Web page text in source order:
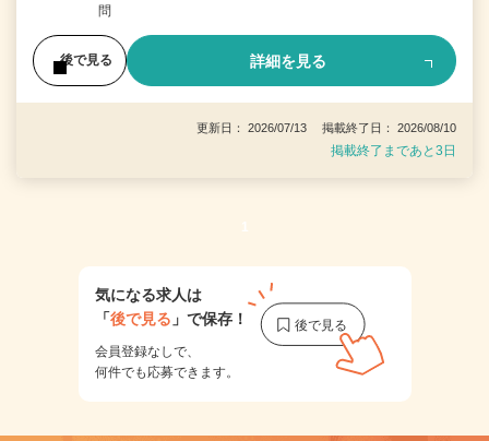
問
後で見る 詳細を見る
更新日： 2026/07/13 掲載終了日： 2026/08/10
掲載終了まであと3日
1
気になる求人は
「後で見る 」で保存！
会員登録なしで、
何件でも応募できます。